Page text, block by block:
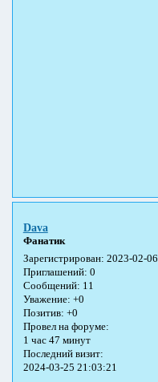
Dava
Фанатик
Зарегистрирован: 2023-02-06
Приглашений: 0
Сообщений: 11
Уважение: +0
Позитив: +0
Провел на форуме:
1 час 47 минут
Последний визит:
2024-03-25 21:03:21